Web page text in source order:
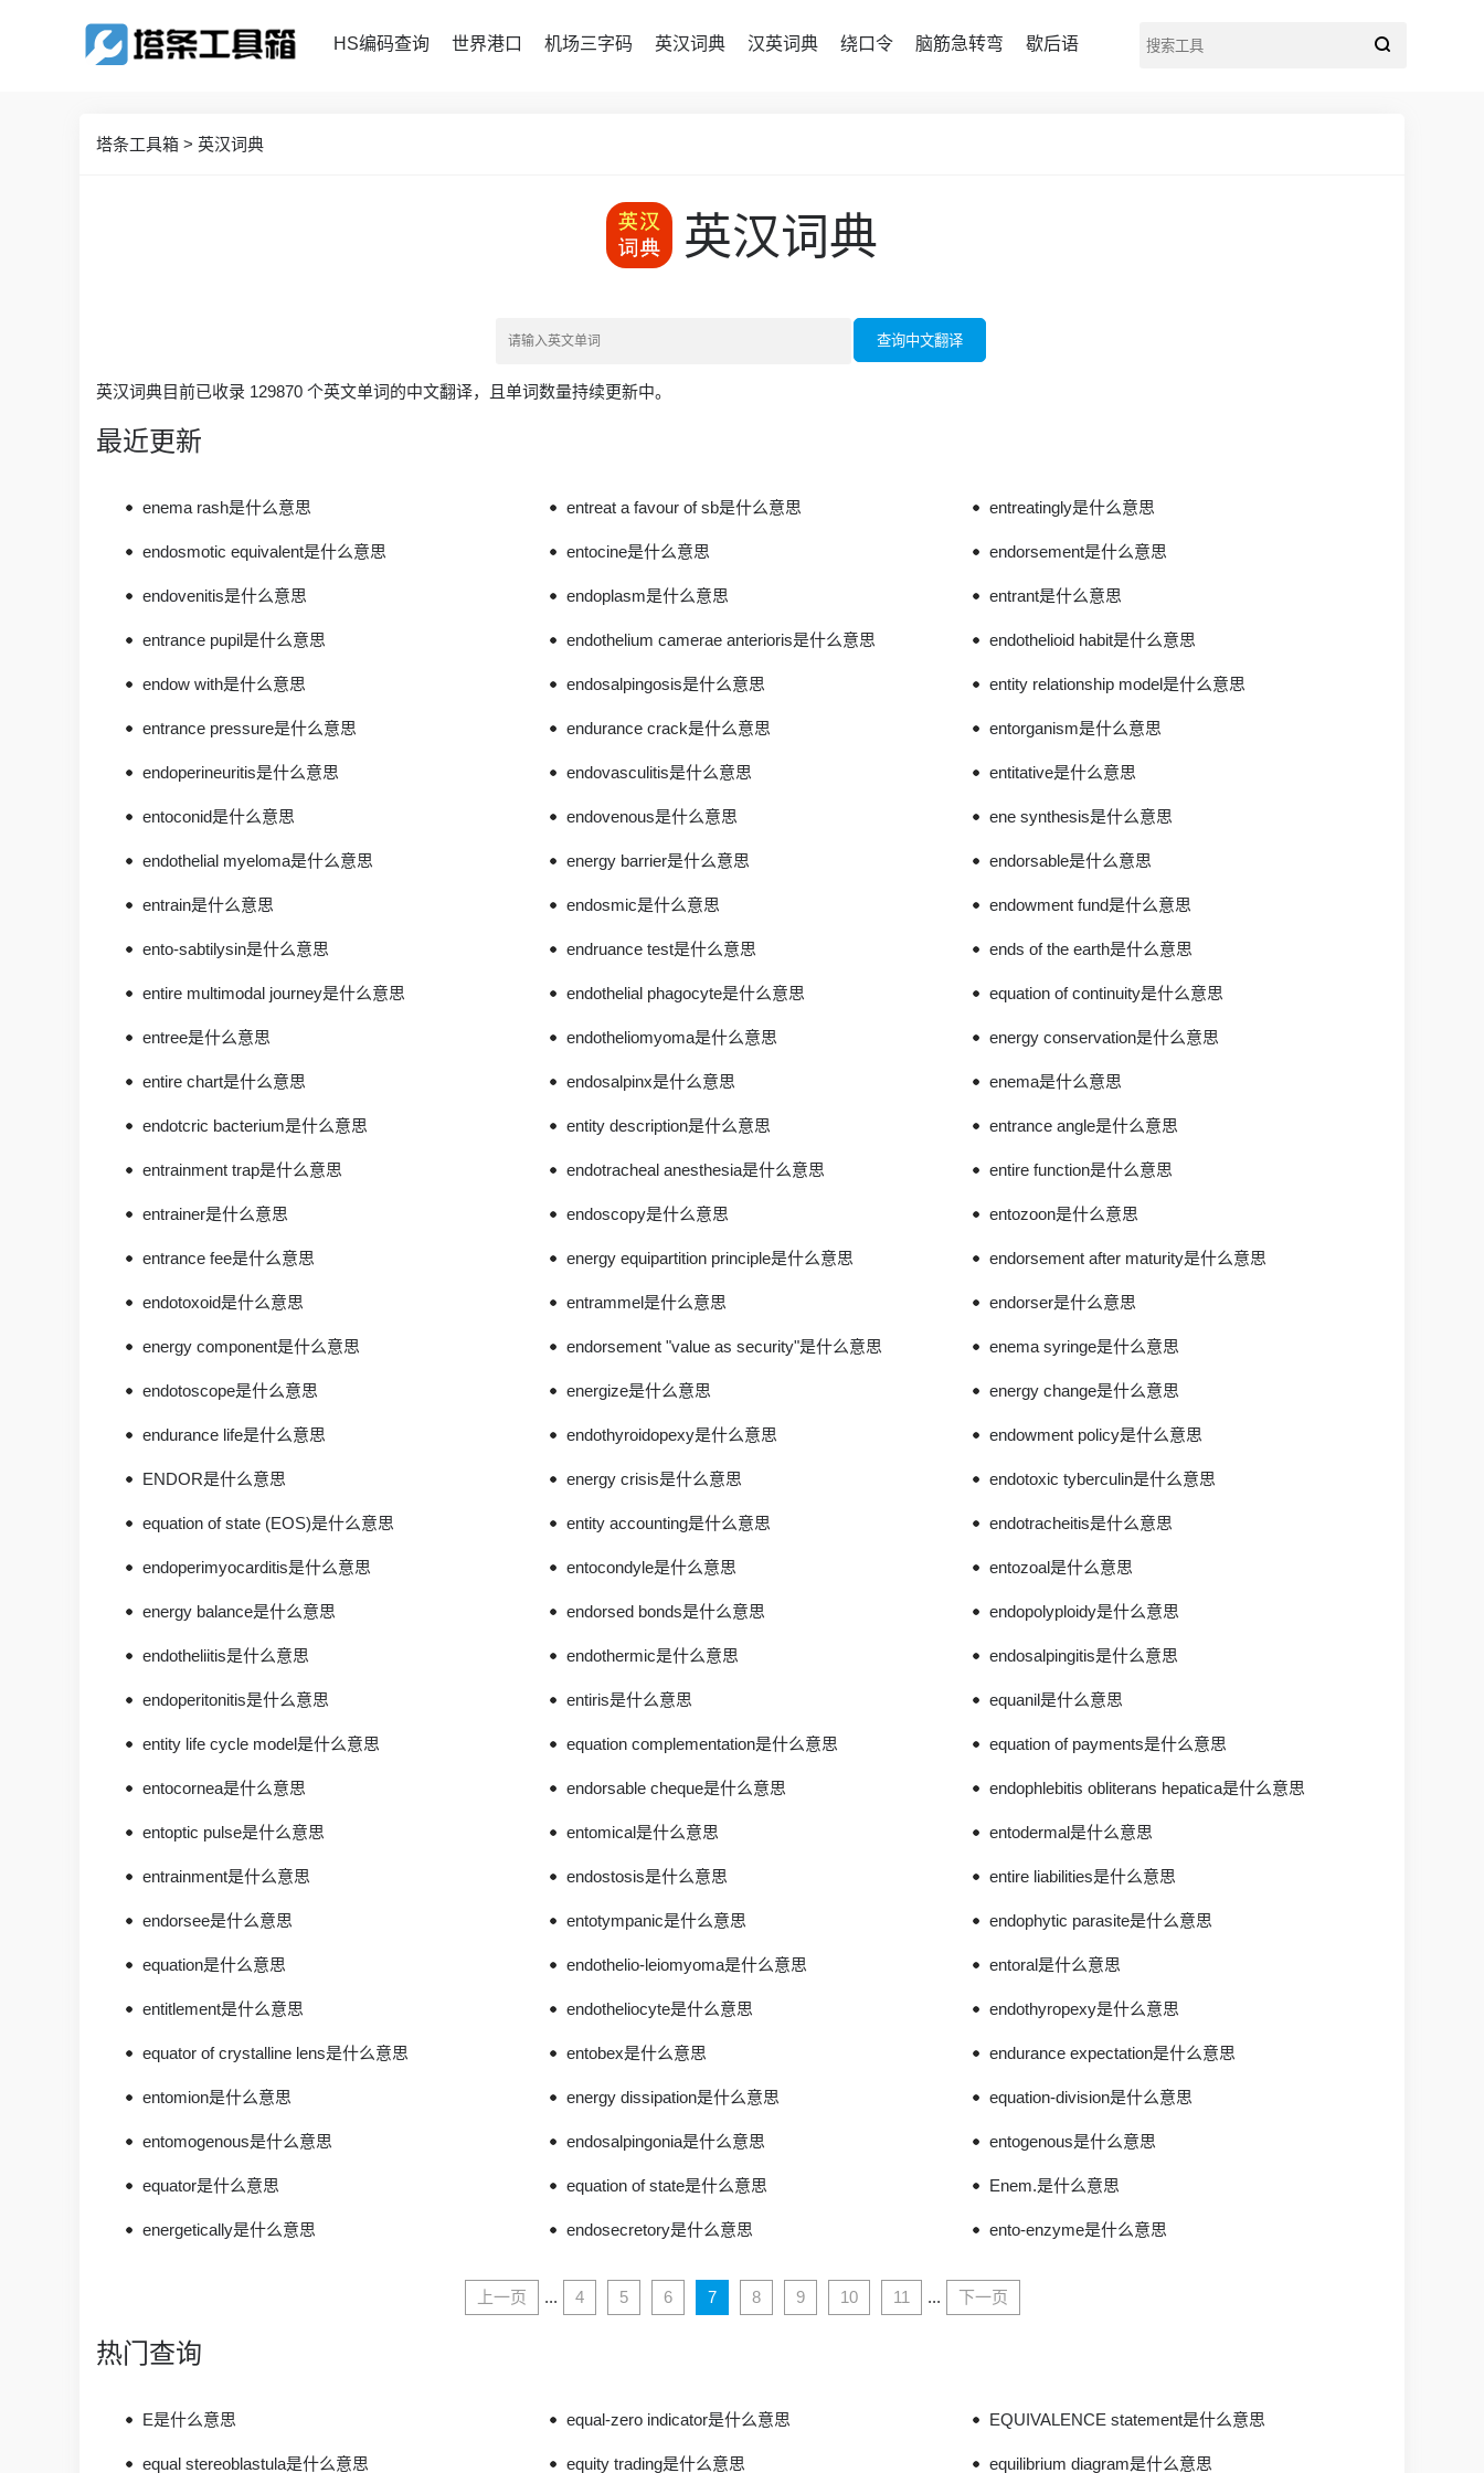
HS编码查询 世界港口 机场三字码 英汉词典 汉英词典 绕口令 脑筋急转弯 歇后语
塔条工具箱 > 英汉词典
英汉词典
查询中文翻译
英汉词典目前已收录 129870 个英文单词的中文翻译，且单词数量持续更新中。
最近更新
enema rash是什么意思 entreat a favour of sb是什么意思 entreatingly是什么意思
endosmotic equivalent是什么意思 entocine是什么意思 endorsement是什么意思
endovenitis是什么意思 endoplasm是什么意思 entrant是什么意思
entrance pupil是什么意思 endothelium camerae anterioris是什么意思 endothelioid habit是什么意思
endow with是什么意思 endosalpingosis是什么意思 entity relationship model是什么意思
entrance pressure是什么意思 endurance crack是什么意思 entorganism是什么意思
endoperineuritis是什么意思 endovasculitis是什么意思 entitative是什么意思
entoconid是什么意思 endovenous是什么意思 ene synthesis是什么意思
endothelial myeloma是什么意思 energy barrier是什么意思 endorsable是什么意思
entrain是什么意思 endosmic是什么意思 endowment fund是什么意思
ento-sabtilysin是什么意思 endruance test是什么意思 ends of the earth是什么意思
entire multimodal journey是什么意思 endothelial phagocyte是什么意思 equation of continuity是什么意思
entree是什么意思 endotheliomyoma是什么意思 energy conservation是什么意思
entire chart是什么意思 endosalpinx是什么意思 enema是什么意思
endotcric bacterium是什么意思 entity description是什么意思 entrance angle是什么意思
entrainment trap是什么意思 endotracheal anesthesia是什么意思 entire function是什么意思
entrainer是什么意思 endoscopy是什么意思 entozoon是什么意思
entrance fee是什么意思 energy equipartition principle是什么意思 endorsement after maturity是什么意思
endotoxoid是什么意思 entrammel是什么意思 endorser是什么意思
energy component是什么意思 endorsement "value as security"是什么意思 enema syringe是什么意思
endotoscope是什么意思 energize是什么意思 energy change是什么意思
endurance life是什么意思 endothyroidopexy是什么意思 endowment policy是什么意思
ENDOR是什么意思 energy crisis是什么意思 endotoxic tyberculin是什么意思
equation of state (EOS)是什么意思 entity accounting是什么意思 endotracheitis是什么意思
endoperimyocarditis是什么意思 entocondyle是什么意思 entozoal是什么意思
energy balance是什么意思 endorsed bonds是什么意思 endopolyploidy是什么意思
endotheliitis是什么意思 endothermic是什么意思 endosalpingitis是什么意思
endoperitonitis是什么意思 entiris是什么意思 equanil是什么意思
entity life cycle model是什么意思 equation complementation是什么意思 equation of payments是什么意思
entocornea是什么意思 endorsable cheque是什么意思 endophlebitis obliterans hepatica是什么意思
entoptic pulse是什么意思 entomical是什么意思 entodermal是什么意思
entrainment是什么意思 endostosis是什么意思 entire liabilities是什么意思
endorsee是什么意思 entotympanic是什么意思 endophytic parasite是什么意思
equation是什么意思 endothelio-leiomyoma是什么意思 entoral是什么意思
entitlement是什么意思 endotheliocyte是什么意思 endothyropexy是什么意思
equator of crystalline lens是什么意思 entobex是什么意思 endurance expectation是什么意思
entomion是什么意思 energy dissipation是什么意思 equation-division是什么意思
entomogenous是什么意思 endosalpingonia是什么意思 entogenous是什么意思
equator是什么意思 equation of state是什么意思 Enem.是什么意思
energetically是什么意思 endosecretory是什么意思 ento-enzyme是什么意思
上一页 ... 4 5 6 7 8 9 10 11 ... 下一页
热门查询
E是什么意思 equal-zero indicator是什么意思 EQUIVALENCE statement是什么意思
equal stereoblastula是什么意思 equity trading是什么意思 equilibrium diagram是什么意思